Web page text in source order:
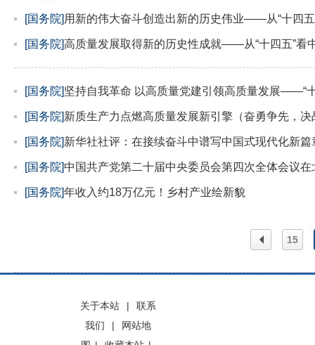
[国务院] 用新的伟大奋斗创造出新的历史伟业——从“十四五
[国务院]高质量发展取得新的历史性成就——从“十四五”看
[国务院]坚持自我革命 以高质量党建引领高质量发展——“
[国务院]新质生产力点燃高质量发展新引擎（奋勇争先，决
[国务院]新华社社评：在接续奋斗中谱写中国式现代化新篇
[国务院]中国共产党第二十届中央委员会第四次全体会议
[国务院]年收入约18万亿元！乡村产业绘新貌
15
关于本站 |
联系
我们
|
网站地